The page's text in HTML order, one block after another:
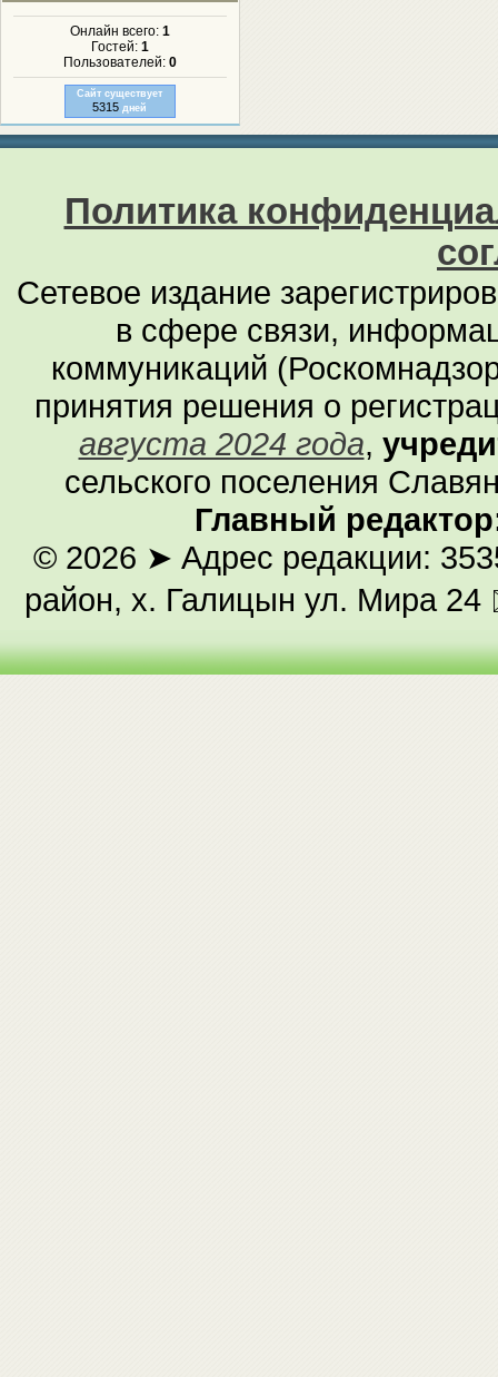
Онлайн всего: 1
Гостей: 1
Пользователей: 0
Сайт существует
5315 дней
Политика
Сетевое издание
в сфере связи,
коммуникаций
принятия решения о
августа 2024 года,
сельского поселения
Главный
© 2026 ➤ Адрес редакции:
район, х. Галицын ул. Мира